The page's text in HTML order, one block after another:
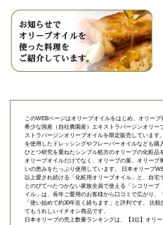
このWEBページはオリーブオイルをはじめ、オリー
希少な国産（自社農園産）エキストラバージンオリー
ストラバージンオリーブオイルを限定販売していま
を使用したドレッシングやフレーバーオイルなども
ひとつ研究を重ねたシンプル処方のオリーブの化粧品
オリーブオイルだけでなく、オリーブの葉、オリーブ
いの恵みをたっぷり使用しています。 日本オリーブ
以上愛され続ける「 化粧用オリーブオイル 」と、自宅
とのびてべたつかない家族全員で使える「 シコリーブ
イル」は、長年ご愛用のお客様から口コミで広がり、
「使い始めて約30年近く経ちます」と評判です。 比
てもうれしいイチオシ商品です。
日本オリーブの売上数量ランキングは、【1位】オリー